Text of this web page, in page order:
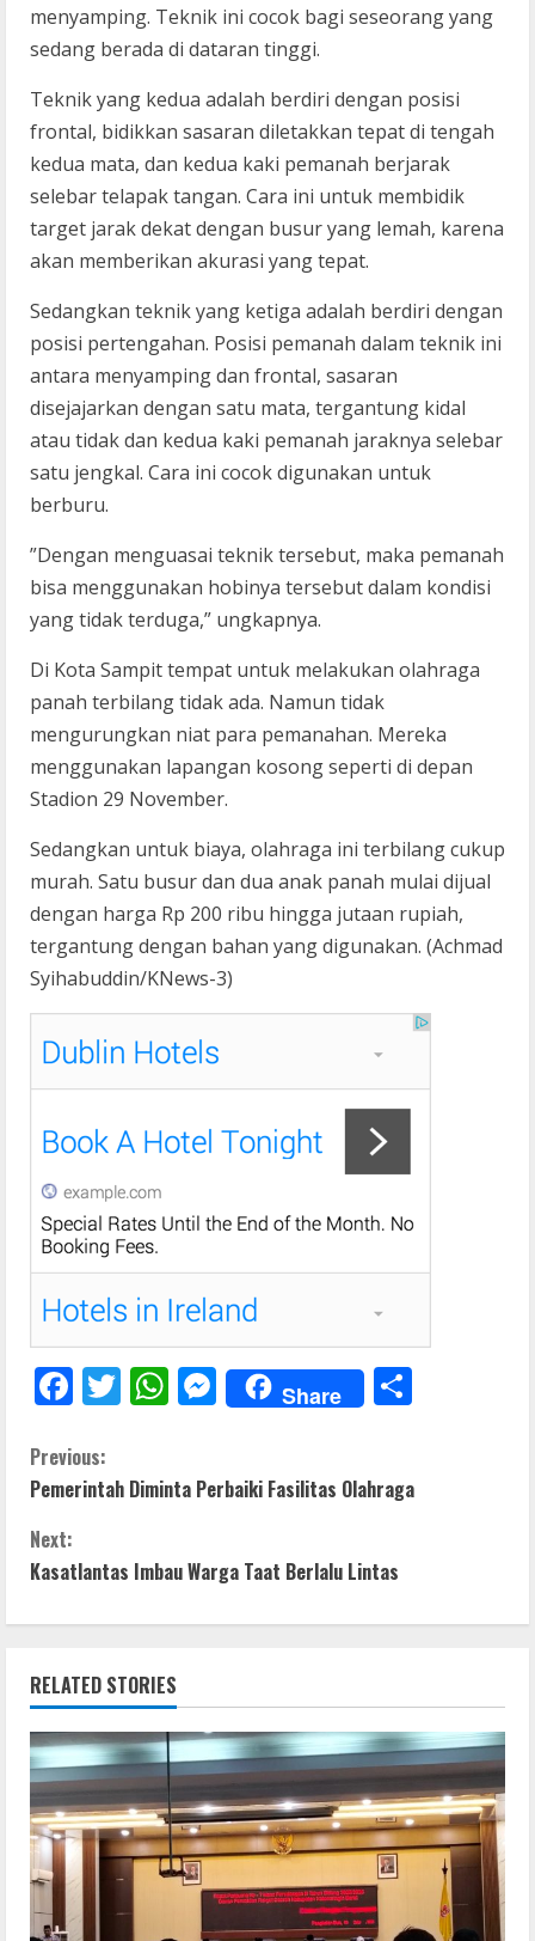
menyamping. Teknik ini cocok bagi seseorang yang
sedang berada di dataran tinggi.
Teknik yang kedua adalah berdiri dengan posisi
frontal, bidikkan sasaran diletakkan tepat di tengah
kedua mata, dan kedua kaki pemanah berjarak
selebar telapak tangan. Cara ini untuk membidik
target jarak dekat dengan busur yang lemah, karena
akan memberikan akurasi yang tepat.
Sedangkan teknik yang ketiga adalah berdiri dengan
posisi pertengahan. Posisi pemanah dalam teknik ini
antara menyamping dan frontal, sasaran
disejajarkan dengan satu mata, tergantung kidal
atau tidak dan kedua kaki pemanah jaraknya selebar
satu jengkal. Cara ini cocok digunakan untuk
berburu.
”Dengan menguasai teknik tersebut, maka pemanah
bisa menggunakan hobinya tersebut dalam kondisi
yang tidak terduga,” ungkapnya.
Di Kota Sampit tempat untuk melakukan olahraga
panah terbilang tidak ada. Namun tidak
mengurungkan niat para pemanahan. Mereka
menggunakan lapangan kosong seperti di depan
Stadion 29 November.
Sedangkan untuk biaya, olahraga ini terbilang cukup
murah. Satu busur dan dua anak panah mulai dijual
dengan harga Rp 200 ribu hingga jutaan rupiah,
tergantung dengan bahan yang digunakan. (Achmad
Syihabuddin/KNews-3)
F
e
b
o
k
T
er
W
s
p
p
M
e
e
g
er
Share
e
C
o
n
t
i
n
u
e
R
e
Previous:
Pemerintah Diminta Perbaiki Fasilitas Olahraga
Next:
Kasatlantas Imbau Warga Taat Berlalu Lintas
RELATED STORIES